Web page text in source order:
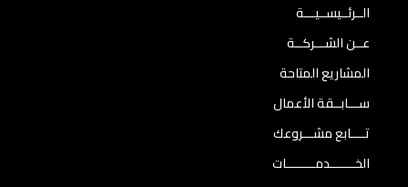
الــرئــيســيـــة
عــن الشـــركــة
المشاريع المتاحة
ســـابــقة الأعمال
تــــابع مشـــروعك
الخـــــــدمــــــــات